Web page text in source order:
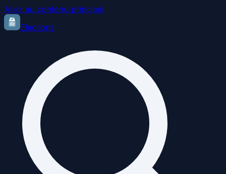
Aller au contenu principal
Elections